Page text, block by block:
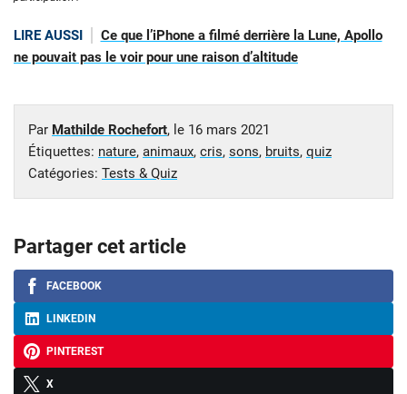
LIRE AUSSI
Ce que l’iPhone a filmé derrière la Lune, Apollo
ne pouvait pas le voir pour une raison d’altitude
Par Mathilde Rochefort, le 16 mars 2021
Étiquettes: nature, animaux, cris, sons, bruits, quiz
Catégories: Tests & Quiz
Partager cet article
FACEBOOK
LINKEDIN
PINTEREST
X